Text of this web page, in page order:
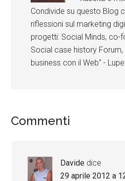
Condivide su questo Blog
riflessioni sul marketing
progetti: Social Minds, co-
Social case history Forum,
business con il Web" -
Commenti
Davide dice
29 aprile 2012 a